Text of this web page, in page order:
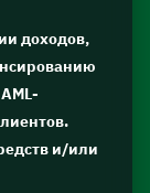
доходов,
и/или